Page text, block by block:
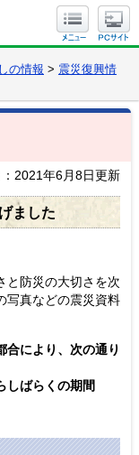
の情報 > 震災復興情
2021年6月8日更新
ました
と防災の大切さを次
写真などの震災資料
により、次の通り
ばらくの期間